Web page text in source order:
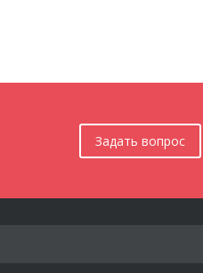
Задать вопрос